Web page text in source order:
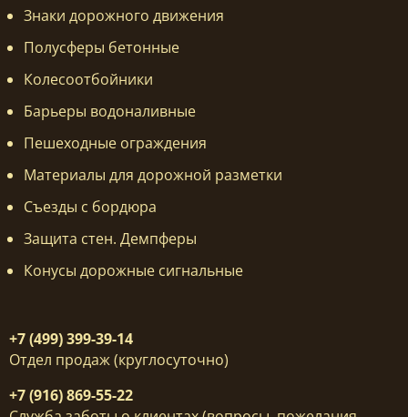
Знаки дорожного движения
Полусферы бетонные
Колесоотбойники
Барьеры водоналивные
Пешеходные ограждения
Материалы для дорожной разметки
Съезды с бордюра
Защита стен. Демпферы
Конусы дорожные сигнальные
+7 (499) 399-39-14
Отдел продаж (круглосуточно)
+7 (916) 869-55-22